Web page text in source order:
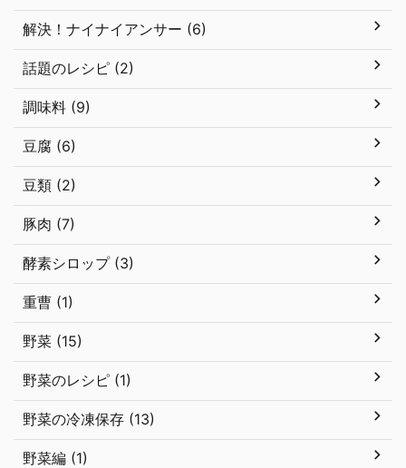
解決！ナイナイアンサー (6)
話題のレシピ (2)
調味料 (9)
豆腐 (6)
豆類 (2)
豚肉 (7)
酵素シロップ (3)
重曹 (1)
野菜 (15)
野菜のレシピ (1)
野菜の冷凍保存 (13)
野菜編 (1)